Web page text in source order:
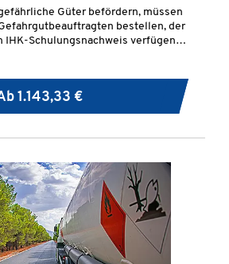
Güter befördern, müssen
bestellen, der
IHK-Schulungsnachweis verfügen
1.143,33 €